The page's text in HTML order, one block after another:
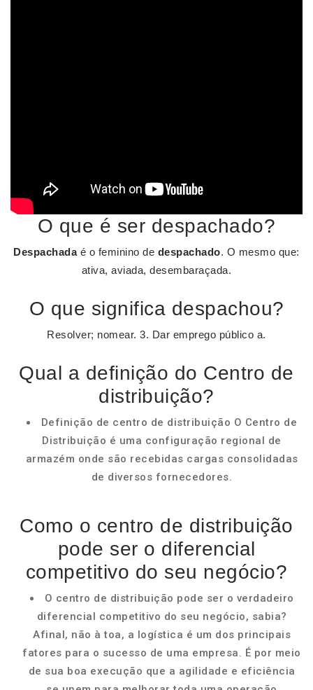
O que é ser despachado?
Despachadaé o feminino de despachado. O mesmo que:
ativa, aviada, desembaraçada.
O que significa despachou?
Resolver; nomear. 3. Dar emprego público a.
Qual a definição do Centro de
distribuição?
Definição de centro de distribuição O Centro de
Distribuição é uma configuração regional de
armazém onde são recebidas cargas consolidadas
de diversos fornecedores.
Como o centro de distribuição
pode ser o diferencial
competitivo do seu negócio?
O centro de distribuição pode ser o verdadeiro
diferencial competitivo do seu negócio, sabia?
Afinal, não à toa, a logística é um dos principais
fatores para o sucesso de uma empresa. É por meio
de sua boa execução que a agilidade e eficiência